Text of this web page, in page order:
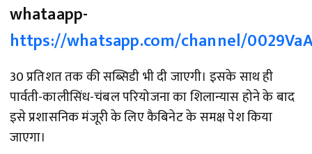
whataapp-
https://whatsapp.com/channel/
30 प्रतिशत तक की सब्सिडी भी दी जाएगी। इसके साथ ही
पार्वती-कालीसिंध-चंबल परियोजना का शिलान्यास होने के बाद
इसे प्रशासनिक मंजूरी के लिए कैबिनेट के समक्ष पेश किया
जाएगा।